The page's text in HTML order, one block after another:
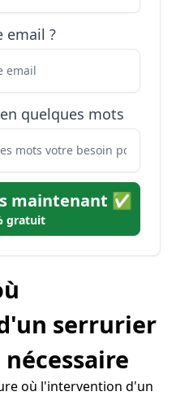
email ?
quelques mots
maintenant ✅
gratuit
serrurier
où l'intervention d'un